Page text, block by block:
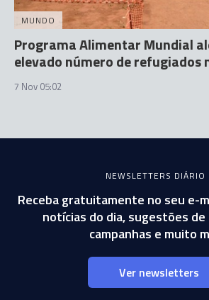
MUNDO
Programa Alimentar Mundial
elevado número de refugiados
7 Nov 05:02
NEWSLETTERS DIÁRIO
Receba gratuitamente no seu e-
notícias do dia, sugestões
campanhas e muito
Ver newsletters